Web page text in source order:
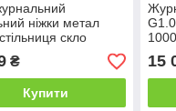
ніжки метал
скло
Sakura
мм (БЦ-Стіл
₴
Купити
ТМ)
15